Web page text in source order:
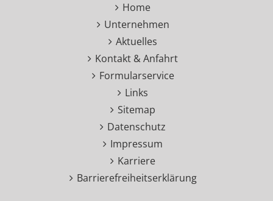
Home
Unternehmen
Aktuelles
Kontakt & Anfahrt
Formularservice
Links
Sitemap
Datenschutz
Impressum
Karriere
Barrierefreiheitserklärung